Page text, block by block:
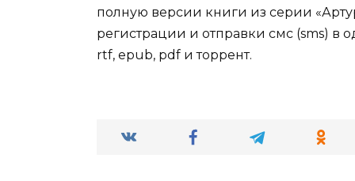
полную версии книги из серии
регистрации и отправки смс (sms) в
rtf, epub, pdf и торрент.